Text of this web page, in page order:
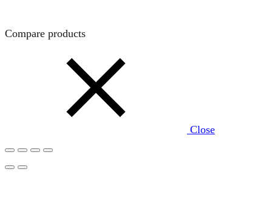
Compare products
Close